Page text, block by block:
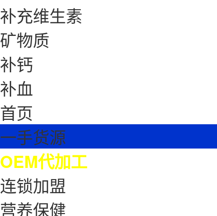
补充维生素
矿物质
补钙
补血
首页
一手货源
OEM代加工
连锁加盟
营养保健